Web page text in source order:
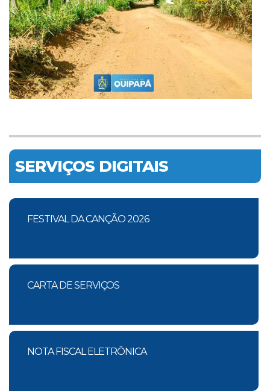
SERVIÇOS DIGITAIS
FESTIVAL DA CANÇÃO 2026
CARTA DE SERVIÇOS
NOTA FISCAL ELETRÔNICA